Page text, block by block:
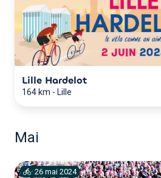
Lille Hardelot
164 km - Lille
Mai
· 26 mai 2024